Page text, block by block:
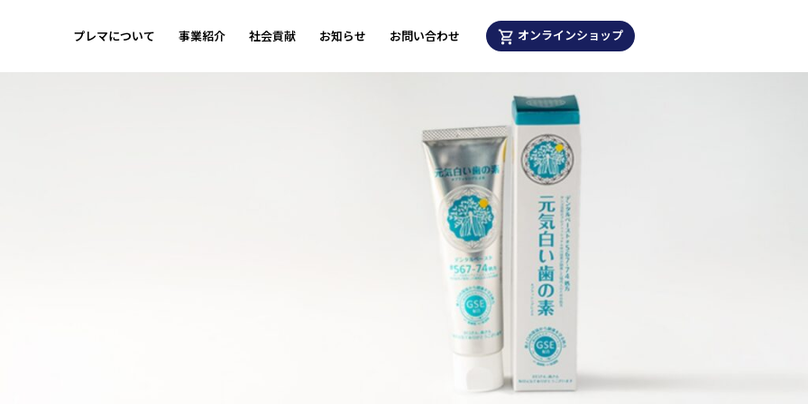
プレマについて 事業紹介 社会貢献 お知らせ お問い合わせ オンラインショップ